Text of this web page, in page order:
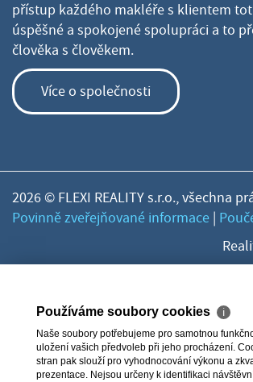
přístup každého makléře s klientem
úspěšné a spokojené spolupráci a to
člověka s člověkem.
Více o společnosti
2026 © FLEXI REALITY s.r.o., všechna
Povinně zveřejňované informace |
Používáme soubory cookies ℹ
Naše soubory potřebujeme pro samotnou
uložení vašich předvoleb při jeho procházení.
stran pak slouží pro vyhodnocování výkonu a
prezentace. Nejsou určeny k identifikaci